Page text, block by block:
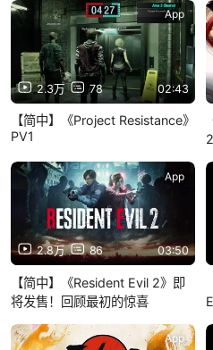
2.3万 78 02:43
App
【简中】《Project Resistance》
PV1
2.8万 86 03:50
App
【简中】《Resident Evil 2》即
将发售！回顾最初的惊喜
App